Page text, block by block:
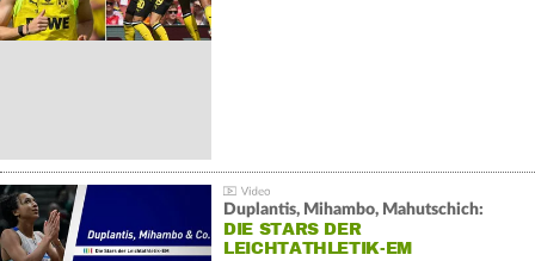
Duplantis, Mihambo, Mahutschich:
DIE STARS DER
LEICHTATHLETIK-EM